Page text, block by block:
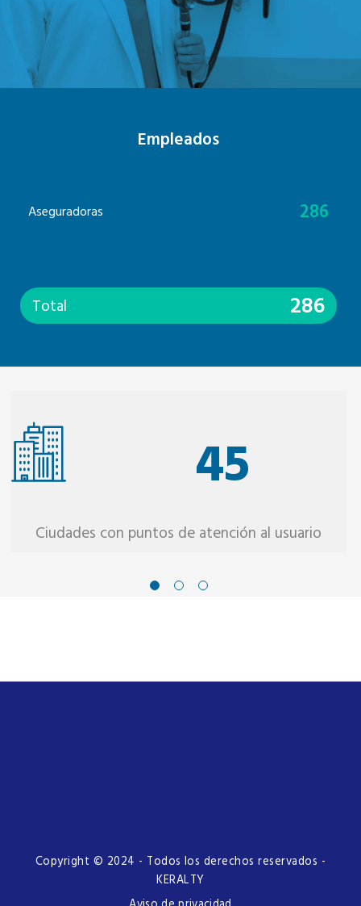
Empleados
Aseguradoras 286
Total 286
45
Ciudades con puntos de atención al usuario
Copyright © 2024 - Todos los derechos reservados -
KERALTY